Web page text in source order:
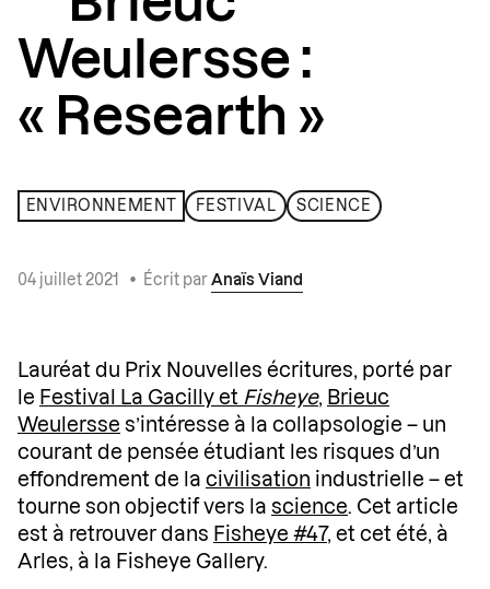
Weulersse :
« Researth »
ENVIRONNEMENT FESTIVAL SCIENCE
04 juillet 2021 • Écrit par Anaïs Viand
Lauréat du Prix Nouvelles écritures, porté par
le Festival La Gacilly et Fisheye, Brieuc
Weulersse s’intéresse à la collapsologie – un
courant de pensée étudiant les risques d’un
effondrement de la civilisation industrielle – et
tourne son objectif vers la science. Cet article
est à retrouver dans Fisheye #47, et cet été, à
Arles, à la Fisheye Gallery.